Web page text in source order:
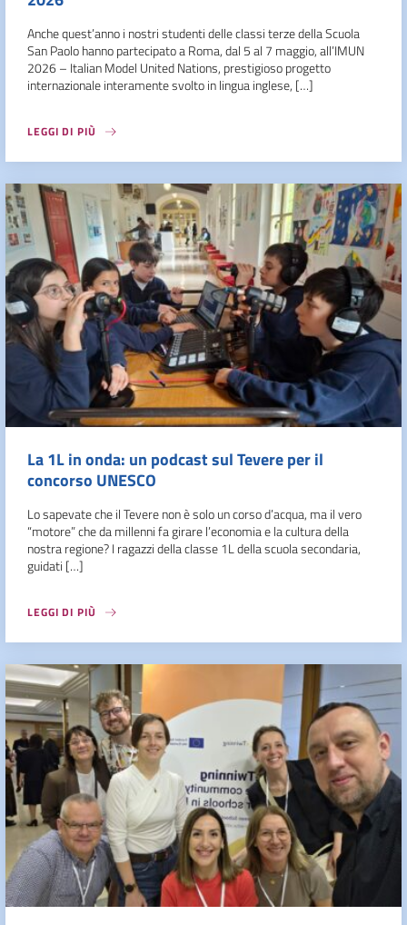
Anche quest’anno i nostri studenti delle classi terze della Scuola
San Paolo hanno partecipato a Roma, dal 5 al 7 maggio, all’IMUN
2026 – Italian Model United Nations, prestigioso progetto
internazionale interamente svolto in lingua inglese, […]
LEGGI DI PIÙ
La 1L in onda: un podcast sul Tevere per il
concorso UNESCO
Lo sapevate che il Tevere non è solo un corso d’acqua, ma il vero
“motore” che da millenni fa girare l’economia e la cultura della
nostra regione? I ragazzi della classe 1L della scuola secondaria,
guidati […]
LEGGI DI PIÙ